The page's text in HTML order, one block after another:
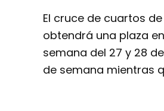
El cruce de cuartos
obtendrá una plaza
semana del 27 y 28
de semana mientras